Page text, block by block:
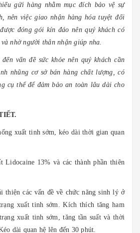
gửi hàng nhằm mục đích bảo vệ sự
nên việc giao nhận hàng hóa tuyệt đối
đóng gói kín đáo nên quý khách có
nhờ người thân nhận giúp nha.
vấn đề sức khỏe nên quý khách cần
nhũng cơ sở bán hàng chất lượng, có
cụ thể để đảm bảo an toàn lâu dài cho
xuất tinh sớm, kéo dài thời gian quan
Lidocaine 13% và các thành phần thiên
thiện các vấn đề về chức năng sinh lý ở
xuất tinh sớm. Kích thích tăng ham
xuất tinh sớm, tăng tần suất và thời
dài quan hệ lên đến 30 phút.